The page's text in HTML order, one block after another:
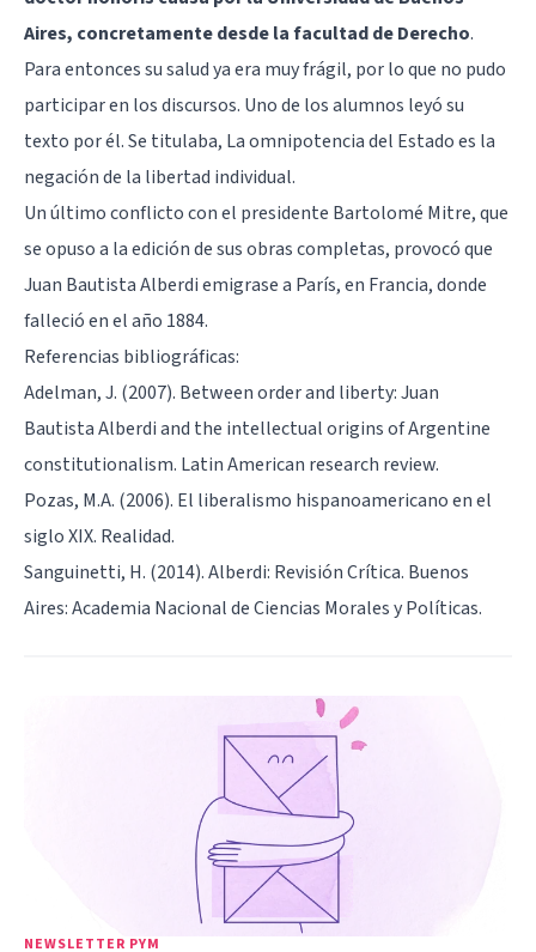
Aires, concretamente desde la facultad de Derecho.
Para entonces su salud ya era muy frágil, por lo que no pudo
participar en los discursos. Uno de los alumnos leyó su
texto por él. Se titulaba, La omnipotencia del Estado es la
negación de la libertad individual.
Un último conflicto con el presidente Bartolomé Mitre, que
se opuso a la edición de sus obras completas, provocó que
Juan Bautista Alberdi emigrase a París, en Francia, donde
falleció en el año 1884.
Referencias bibliográficas:
Adelman, J. (2007). Between order and liberty: Juan
Bautista Alberdi and the intellectual origins of Argentine
constitutionalism. Latin American research review.
Pozas, M.A. (2006). El liberalismo hispanoamericano en el
siglo XIX. Realidad.
Sanguinetti, H. (2014). Alberdi: Revisión Crítica. Buenos
Aires: Academia Nacional de Ciencias Morales y Políticas.
NEWSLETTER PYM